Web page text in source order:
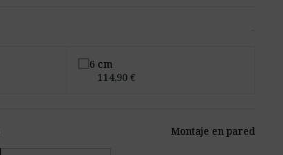
6 cm
114,90 €
Montaje en pared